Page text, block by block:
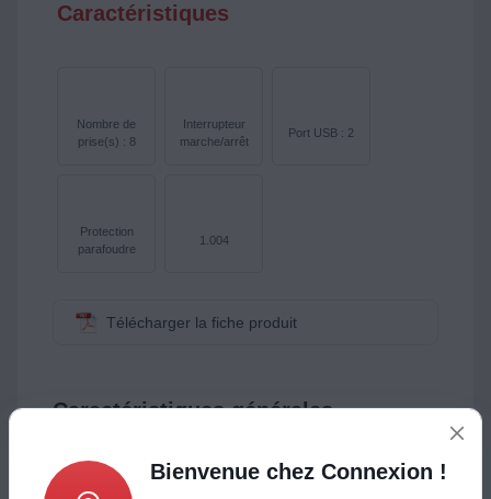
Caractéristiques
Nombre de
prise(s) : 8
Interrupteur
marche/arrêt
Port USB : 2
Protection
parafoudre
1.004
Télécharger la fiche produit
Caractéristiques générales
Intensité :
2,5 A
Tension :12V
Bienvenue chez Connexion !